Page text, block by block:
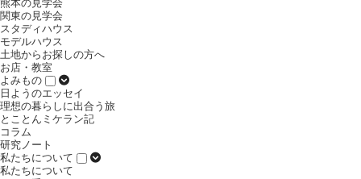
熊本の見学会
関東の見学会
スタディハウス
モデルハウス
土地からお探しの方へ
お店・教室
よみもの
日ようのエッセイ
理想の暮らしに出合う旅
とことんミケラン記
コラム
研究ノート
私たちについて
私たちについて